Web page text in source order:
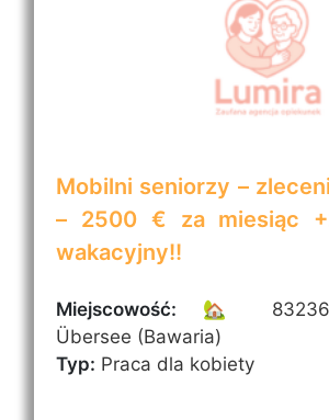
Mobilni seniorzy –
– 2500 € za miesiąc
wakacyjny!!
Miejscowość:
🏡 83236
Übersee (Bawaria)
Typ: Praca dla kobiety